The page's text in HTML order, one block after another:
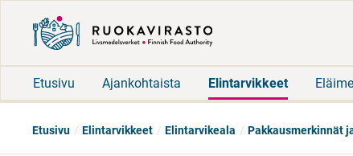
Etusivu Ajankohtaista Elintarvikkeet
Etusivu Elintarvikkeet Elintarvikeala Pakkausmerkinnät